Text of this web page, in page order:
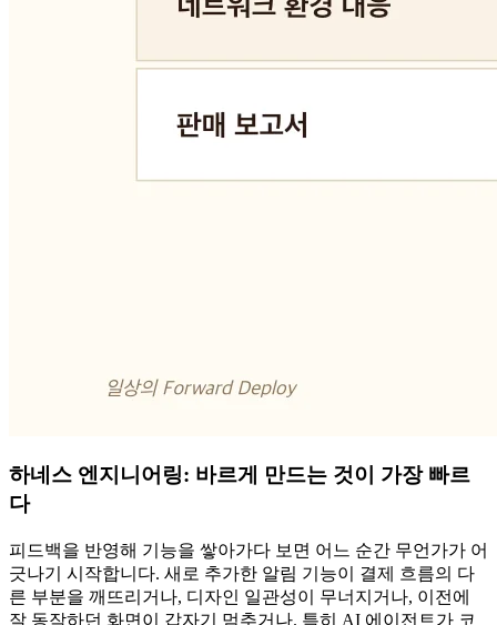
하네스 엔지니어링: 바르게 만드는 것이 가장 빠르
다
피드백을 반영해 기능을 쌓아가다 보면 어느 순간 무언가가 어
긋나기 시작합니다. 새로 추가한 알림 기능이 결제 흐름의 다
른 부분을 깨뜨리거나, 디자인 일관성이 무너지거나, 이전에
잘 동작하던 화면이 갑자기 멈추거나. 특히 AI 에이전트가 코